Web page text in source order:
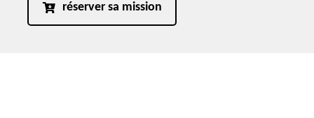
réserver sa mission